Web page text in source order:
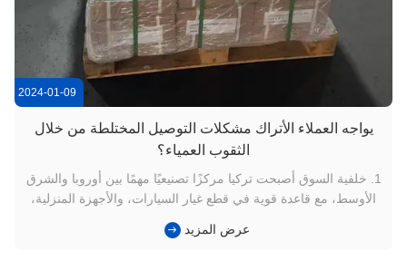
2024-01-09
يواجه العملاء الأتراك مشكلات التوصيل المختلطة من خلال
الثقوب العمياء؟
1. خلفية السوق أصبحت تركيا مركزًا تصنيعيًا مهمًا بين أوروبا والشرق
الأوسط، مع قاعدة قوية في قطع غيار السيارات، والأجهزة المنزلية،
هائلة من عمليات التنصت M3–M20 على الفولاذ الكربوني وسبائك/
عرض المزيد